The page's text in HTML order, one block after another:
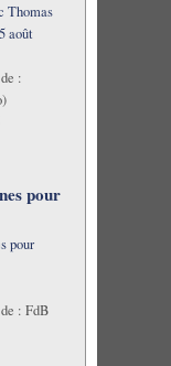
Thomas
août
:
pour
pour
: FdB